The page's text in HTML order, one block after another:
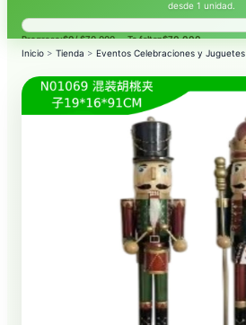
desde 1 unidad.
Progreso:$0/ $70.000 — Te faltan$70.000.
Inicio > Tienda > Eventos Celebraciones y Juguetes